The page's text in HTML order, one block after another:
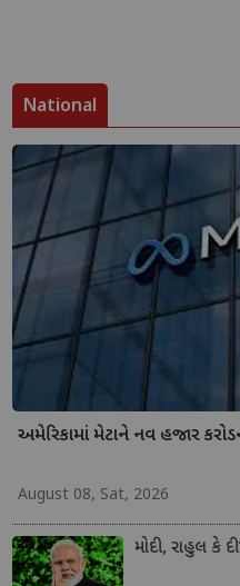
National
અમેરિકામાં મેટાને નવ હજાર
August 08, Sat, 2026
મોદી, રાહુલ કે